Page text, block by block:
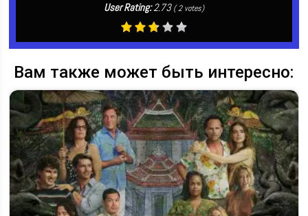
User Rating:2.73 (2votes)
Вам также может быть интересно: